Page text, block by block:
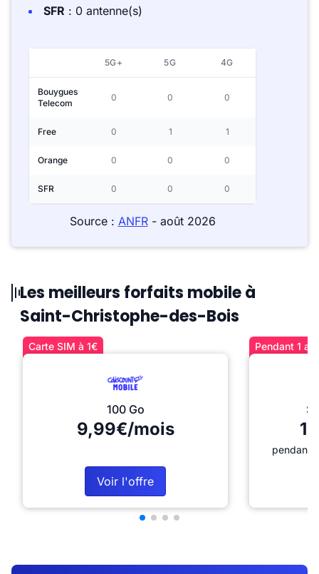
SFR : 0 antenne(s)
5G+ 5G 4G
Bouygues
Telecom
0 0 0
Free 0 1 1
Orange 0 0 0
SFR 0 0 0
Source : ANFR- août 2026
Les meilleurs forfaits mobile à
Saint-Christophe-des-Bois
Carte SIM à 1€
100 Go
9,99€/mois
Voir l'offre
Pendant 1
pendant